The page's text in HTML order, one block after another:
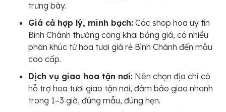
trưng bày.
Giá cả hợp lý, minh bạch: Các shop hoa uy tín
Bình Chánh thường công khai bảng giá, có nhiều
phân khúc từ hoa tươi giá rẻ Bình Chánh đến mẫu
cao cấp.
Dịch vụ giao hoa tận nơi: Nên chọn địa chỉ có
hỗ trợ hoa tươi giao tận nơi, đảm bảo giao nhanh
trong 1–3 giờ, đúng mẫu, đúng hẹn.